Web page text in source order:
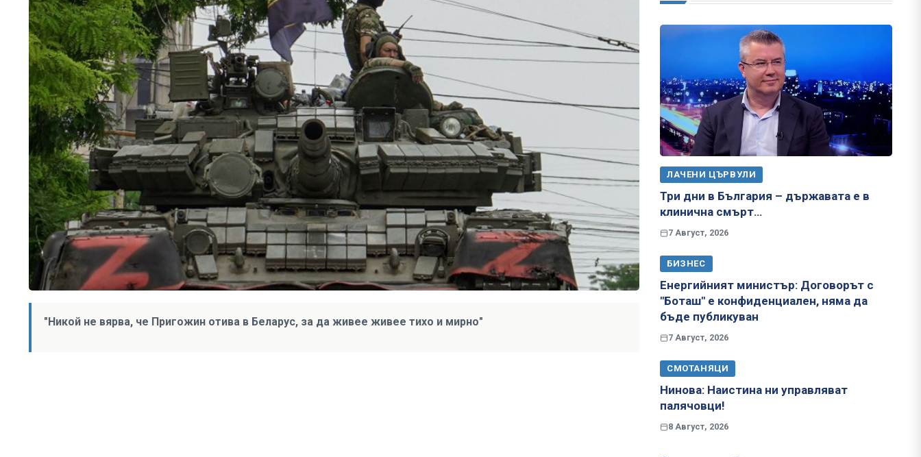
"Никой не вярва, че Пригожин отива в Беларус, за да живее живее тихо и мирно"
ЛАЧЕНИ ЦЪРВУЛИ
Три дни в България – държавата е в
клинична смърт…
7 Август, 2026
БИЗНЕС
Енергийният министър: Договорът с
"Боташ" е конфиденциален, няма да
бъде публикуван
7 Август, 2026
СМОТАНЯЦИ
Нинова: Наистина ни управляват
палячовци!
8 Август, 2026